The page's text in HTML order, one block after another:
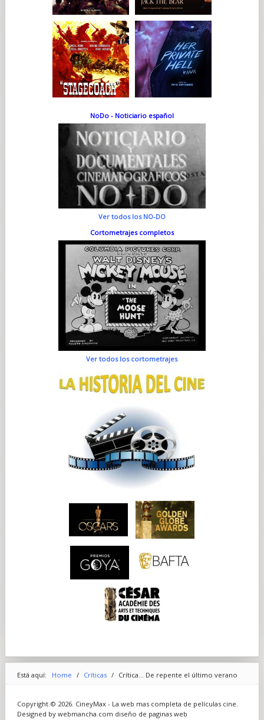
NoDo - Noticiario español
Ver todos los NO-DO
Cortometrajes completos
Ver todos los cortometrajes
Está aquí: Home / Críticas / Crítica... De repente el último verano
Copyright © 2026. CineyMax - La web mas completa de películas cine.
Designed by webmancha.com diseño de paginas web